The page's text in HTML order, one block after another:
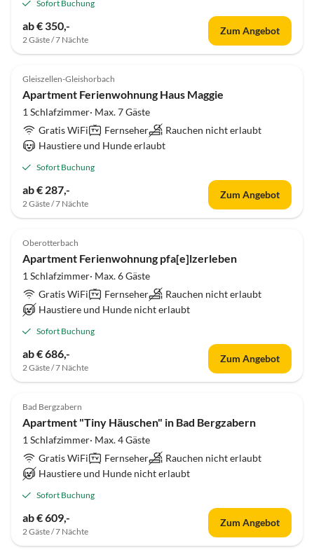
Sofort Buchung
ab € 350,-
2 Gäste / 7 Nächte
Zum Angebot
Gleiszellen-Gleishorbach
Apartment Ferienwohnung Haus Maggie
1 Schlafzimmer· Max. 7 Gäste
Gratis WiFi
Fernseher
Rauchen nicht erlaubt
Haustiere und Hunde erlaubt
Sofort Buchung
ab € 287,-
2 Gäste / 7 Nächte
Zum Angebot
Oberotterbach
Apartment Ferienwohnung pfa[e]lzerleben
1 Schlafzimmer· Max. 6 Gäste
Gratis WiFi
Fernseher
Rauchen nicht erlaubt
Haustiere und Hunde nicht erlaubt
Sofort Buchung
ab € 686,-
2 Gäste / 7 Nächte
Zum Angebot
Bad Bergzabern
Apartment "Tiny Häuschen" in Bad Bergzabern
1 Schlafzimmer· Max. 4 Gäste
Gratis WiFi
Fernseher
Rauchen nicht erlaubt
Haustiere und Hunde nicht erlaubt
Sofort Buchung
ab € 609,-
2 Gäste / 7 Nächte
Zum Angebot